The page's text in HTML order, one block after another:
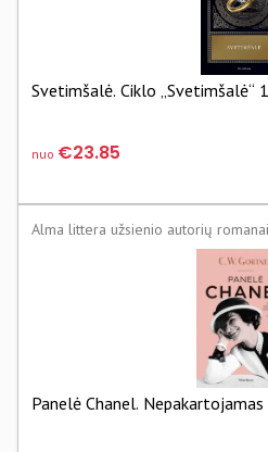
Svetimšalė. Ciklo „Svetimšalė“
nuo €23.85
Alma littera užsienio autorių romanai
Panelė Chanel.